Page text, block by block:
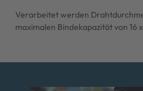
Verarbeitet werden
maximalen Bindekapazität von 16